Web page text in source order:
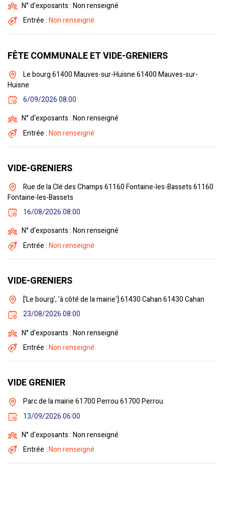
N° d'exposants : Non renseigné
Entrée :Non renseigné
FÊTE COMMUNALE ET VIDE-GRENIERS
Le bourg 61400 Mauves-sur-Huisne 61400 Mauves-sur-
Huisne
6/09/2026 08:00
N° d'exposants : Non renseigné
Entrée :Non renseigné
VIDE-GRENIERS
Rue de la Clé des Champs 61160 Fontaine-les-Bassets 61160
Fontaine-les-Bassets
16/08/2026 08:00
N° d'exposants : Non renseigné
Entrée :Non renseigné
VIDE-GRENIERS
['Le bourg', 'à côté de la mairie'] 61430 Cahan 61430 Cahan
23/08/2026 08:00
N° d'exposants : Non renseigné
Entrée :Non renseigné
VIDE GRENIER
Parc de la mairie 61700 Perrou 61700 Perrou
13/09/2026 06:00
N° d'exposants : Non renseigné
Entrée :Non renseigné